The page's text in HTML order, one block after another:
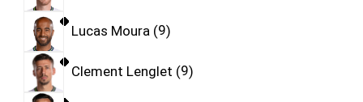
Lucas Moura 9
Clement Lenglet 9